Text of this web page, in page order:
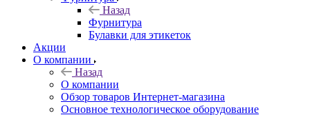
Назад
Фурнитура
Булавки для этикеток
Акции
О компании
Назад
О компании
Обзор товаров Интернет-магазина
Основное технологическое оборудование